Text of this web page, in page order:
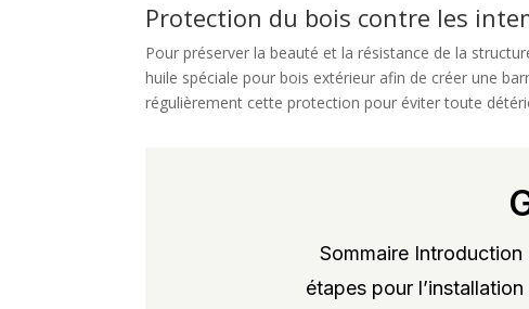
Protection du bois contre les
Pour préserver la beauté et la résistance de la
huile spéciale pour bois extérieur afin de créer une
régulièrement cette protection pour éviter toute
Sommaire
étapes pour